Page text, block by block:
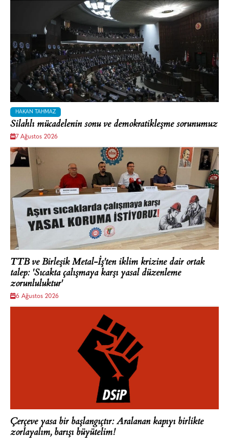
HAKAN TAHMAZ
Silahlı mücadelenin sonu ve demokratikleşme sorunumuz
7 Ağustos 2026
TTB ve Birleşik Metal-İş'ten iklim krizine dair ortak
talep: 'Sıcakta çalışmaya karşı yasal düzenleme
zorunluluktur'
6 Ağustos 2026
Çerçeve yasa bir başlangıçtır: Aralanan kapıyı birlikte
zorlayalım, barışı büyütelim!